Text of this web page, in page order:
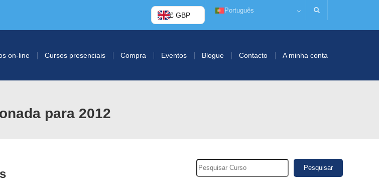
£ GBP
Português
on-line Cursos presenciais Compra Eventos Blogue Contacto A minha conta
para 2012
Pesquisar